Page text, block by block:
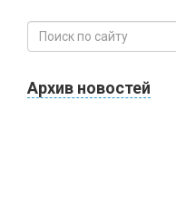
Архив новостей